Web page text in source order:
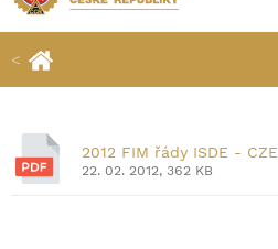
2012 FIM řády ISDE - CZE
22. 02. 2012, 362 KB